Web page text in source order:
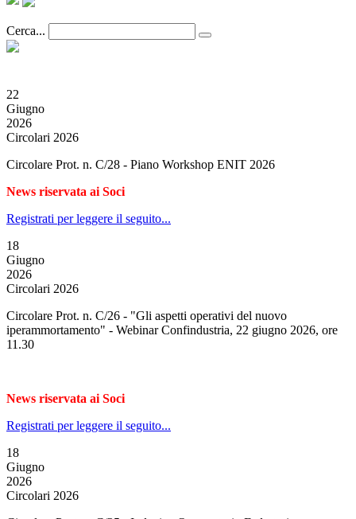
Cerca...
22
Giugno
2026
Circolari 2026
Circolare Prot. n. C/28 - Piano Workshop ENIT 2026
News riservata ai Soci
Registrati per leggere il seguito...
18
Giugno
2026
Circolari 2026
Circolare Prot. n. C/26 - "Gli aspetti operativi del nuovo
iperammortamento" - Webinar Confindustria, 22 giugno 2026, ore
11.30
News riservata ai Soci
Registrati per leggere il seguito...
18
Giugno
2026
Circolari 2026